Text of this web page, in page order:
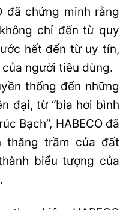
đã chứng minh rằng
chỉ đến từ quy
hết đến từ uy tín,
người tiêu dùng.
thống đến những
đại, từ “bia hơi bình
Bạch”, HABECO đã
thăng trầm của đất
biểu tượng của